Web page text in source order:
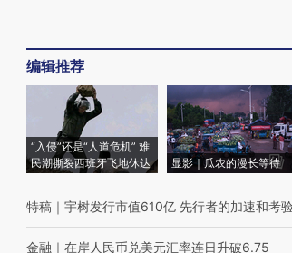
编辑推荐
“入侵”还是“人道危机” 难
民潮撕裂西班牙飞地休达
显影｜瓜农的漫长等待
特稿 ｜ 宇树发行市值610亿 先行者的加速和考
金融 ｜ 在岸人民币兑美元汇率连日升破6.75